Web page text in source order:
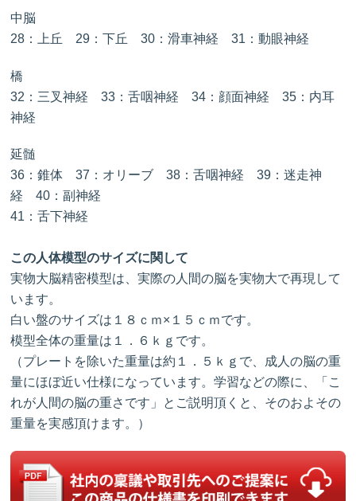
中脳
28：上丘 29：下丘 30：滑車神経 31：動眼神経
橋
32：三叉神経 33：舌咽神経 34：顔面神経 35：内耳
神経
延髄
36：錐体 37：オリーブ 38：舌咽神経 39：迷走神
経 40：副神経
41：舌下神経
この人体模型のサイズに関して
実物大脳精密模型は、実際の人間の脳を実物大で再現して
います。
白い盤のサイズは１８ｃｍ×１５ｃｍです。
模型全体の重量は１．６ｋｇです。
（プレートを除いた重量は約１．５ｋｇで、成人の脳の重
量にほぼ近い仕様になっています。学習などの際に、「こ
れが人間の脳の重さです」とご説明頂くと、そのおよその
重量を実感頂けます。）